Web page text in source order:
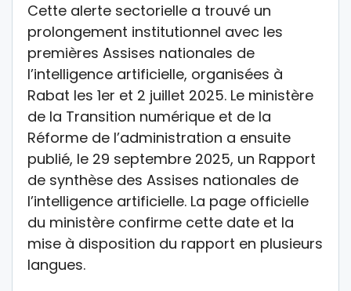
Cette alerte sectorielle a trouvé un
prolongement institutionnel avec les
premières Assises nationales de
l’intelligence artificielle, organisées à
Rabat les 1er et 2 juillet 2025. Le ministère
de la Transition numérique et de la
Réforme de l’administration a ensuite
publié, le 29 septembre 2025, un Rapport
de synthèse des Assises nationales de
l’intelligence artificielle. La page officielle
du ministère confirme cette date et la
mise à disposition du rapport en plusieurs
langues.